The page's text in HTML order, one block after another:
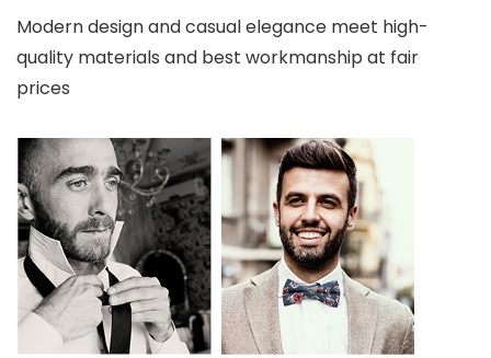
Modern design and casual elegance meet high-
quality materials and best workmanship at fair
prices